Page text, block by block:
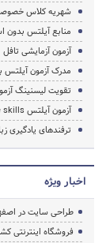
شهریه کلاس
منابع آیلتس بدون
آزمون آزمایشی تافل
مدرک آزمون آیلتس
تقویت لیسنینگ
آزمون آیلتس life skills
ترفندهای یادگیری
اخبار ویژه
طراحی سایت در
فروشگاه اینترنتی